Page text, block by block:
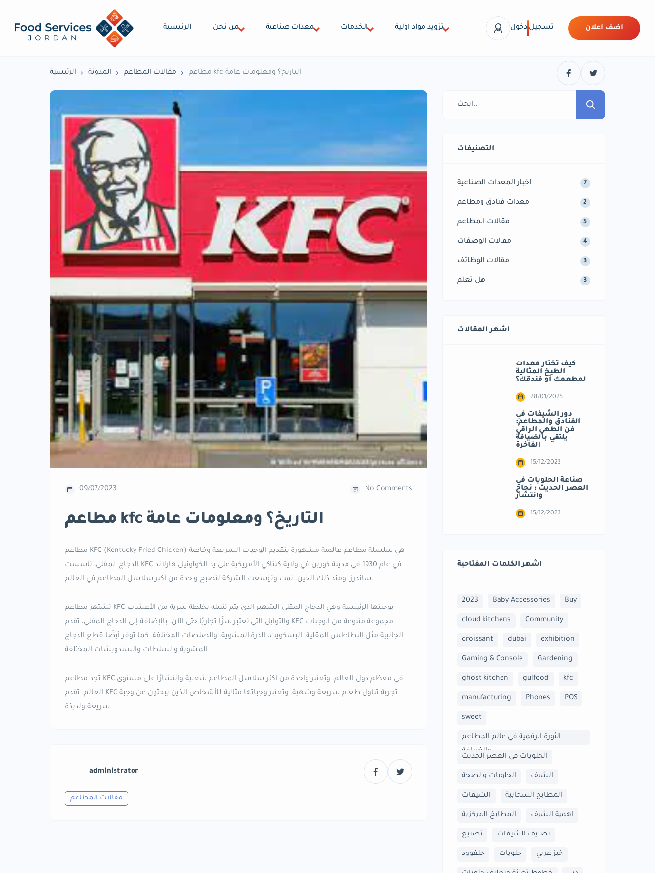
الرئيسية من نحن معدات صناعية الخدمات تزويد مواد اولية دخول تسجيل اضف اعلان
الرئيسية المدونة مقالات المطاعم مطاعم kfc التاريخ؟ ومعلومات عامة
09/07/2023 No Comments
مطاعم kfc التاريخ؟ ومعلومات عامة
مطاعم KFC (Kentucky Fried Chicken) هي سلسلة مطاعم عالمية مشهورة بتقديم الوجبات السريعة وخاصة
الدجاج المقلي. تأسست KFC في عام 1930 في مدينة كوربن في ولاية كنتاكي الأمريكية على يد الكولونيل هارلاند
ساندرز. ومنذ ذلك الحين، نمت وتوسعت الشركة لتصبح واحدة من أكبر سلاسل المطاعم في العالم.
تشتهر مطاعم KFC بوجبتها الرئيسية وهي الدجاج المقلي الشهير الذي يتم تتبيله بخلطة سرية من الأعشاب
والتوابل التي تعتبر سرًّا تجاريًا حتى الآن. بالإضافة إلى الدجاج المقلي، تقدم KFC مجموعة متنوعة من الوجبات
الجانبية مثل البطاطس المقلية، البسكويت، الذرة المشوية، والصلصات المختلفة. كما توفر أيضًا قطع الدجاج
المشوية والسلطات والسندويشات المختلفة.
تجد مطاعم KFC في معظم دول العالم، وتعتبر واحدة من أكثر سلاسل المطاعم شعبية وانتشارًا على مستوى
العالم. تقدم KFC تجربة تناول طعام سريعة وشهية، وتعتبر وجباتها مثالية للأشخاص الذين يبحثون عن وجبة
سريعة ولذيذة.
administrator
مقالات المطاعم
التصنيفات
اخبار المعدات الصناعية 7
معدات فنادق ومطاعم 2
مقالات المطاعم 5
مقالات الوصفات 4
مقالات الوظائف 3
هل تعلم 3
اشهر المقالات
كيف تختار معدات
الطبخ المثالية
لمطعمك أو فندقك؟
28/01/2025
دور الشيفات في
الفنادق والمطاعم:
فن الطهي الراقي
يلتقي بالضيافة
الفاخرة
15/12/2023
صناعة الحلويات في
العصر الحديث : نجاح
وانتشار
15/12/2023
اشهر الكلمات المفتاحية
2023 Baby Accessories Buy
cloud kitchens Community
croissant dubai exhibition
Gaming & Console Gardening
ghost kitchen gulfood kfc
manufacturing Phones POS
sweet
الثورة الرقمية في عالم المطاعم
والضيافة
الحلويات في العصر الحديث
الحلويات والصحة الشيف
الشيفات المطابخ السحابية
المطابخ المركزية اهمية الشيف
تصنيع تصنيف الشيفات
جلفوود حلويات خبز عربي